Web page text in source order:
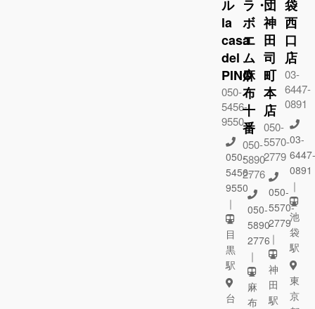
ル
la
casa
del
PINO
050-
5456-
9550
050-
5456-
9550
｜
目
黒
駅
台
ラ・
ボ
エ
ム
麻
布
十
番
050-
5890-
2776
050-
5890-
2776
｜
麻
布
団
神
田
司
町
本
店
050-
5570-
2779
050-
5570-
2779
｜
神
田
駅
袋
西
口
店
03-
6447-
0891
03-
0891
｜
池
袋
駅
東
京